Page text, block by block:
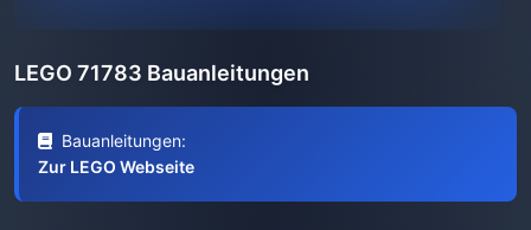
LEGO 71783 Bauanleitungen
Bauanleitungen:
Zur LEGO Webseite